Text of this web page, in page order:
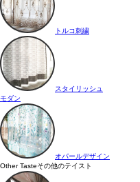
トルコ刺繍
スタイリッシュ
モダン
オパールデザイン
Other Tasteその他のテイスト